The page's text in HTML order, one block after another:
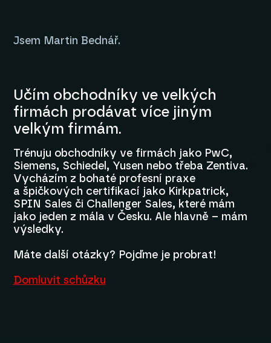
Jsem Martin Bednář.
Učím obchodníky ve velkých
firmách prodávat více jiným
velkým firmám.
Trénuju obchodníky ve firmách jako PwC,
Siemens, Schiedel, Yusen nebo třeba Zentiva.
Vycházím z bohaté profesní praxe
a špičkových certifikací jako Kirkpatrick,
SPIN Sales či Challenger Sales, které mám
jako jeden z mála v Česku. Ale hlavně – mám
výsledky.
Máte další otázky? Pojďme je probrat!
Domluvit schůzku